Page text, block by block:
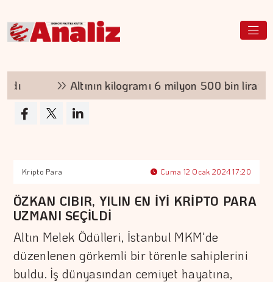
Altının kilogramı 6 milyon 500 bin liraya
Kripto Para Cuma 12 Ocak 2024 17:20
ÖZKAN CIBIR, YILIN EN İYİ KRİPTO PARA
UZMANI SEÇİLDİ
Altın Melek Ödülleri, İstanbul MKM'de
düzenlenen görkemli bir törenle sahiplerini
buldu. İş dünyasından cemiyet hayatına,